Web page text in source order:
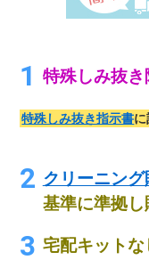
特殊しみ抜
特殊しみ抜き指示書
クリーニン
基準に準拠し
宅配キットな